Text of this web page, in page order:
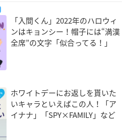
「入間くん」2022年のハロウィ
ンはキョンシー！帽子には“満漢
全席”の文字「似合ってる！」
ホワイトデーにお返しを貰いた
いキャラといえばこの人！「ア
イナナ」「SPY×FAMILY」など